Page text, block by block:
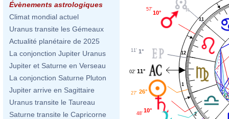
Évènements astrologiques
Climat mondial actuel
Uranus transite les Gémeaux
Actualité planétaire de 2025
La conjonction Jupiter Uranus
Jupiter et Saturne en Verseau
La conjonction Saturne Pluton
Jupiter arrive en Sagittaire
Uranus transite le Taureau
Saturne transite le Capricorne
1
2
11
12
10°
57'
1°
11'
11°
02'
26°
27'
10°
48'